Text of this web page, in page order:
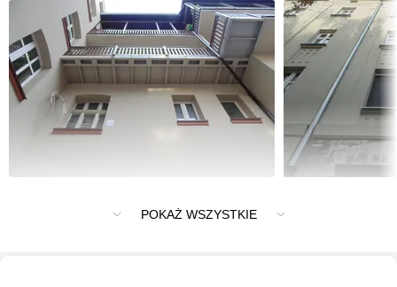
Remont Kamienicy, KATOWICE, ul. Opolska 11
POKAŻ WSZYSTKIE